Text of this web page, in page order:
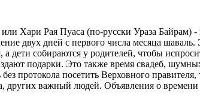
или Хари РаяПуаса (по-русски Ураза Байрам)
двух дней с первого числа месяца шаваль.
дети собираются у родителей, чтобы
подарки. Это также время свадеб,
протокола посетить Верховного
других важный людей. Объявления о